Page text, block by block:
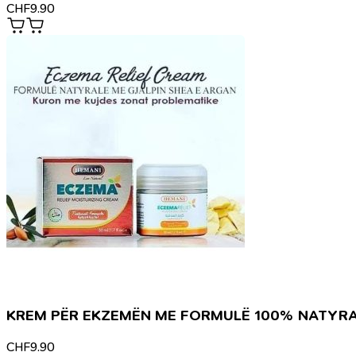
CHF9.90
KREM PËR EKZEMËN ME FORMULË 100%
CHF9.90